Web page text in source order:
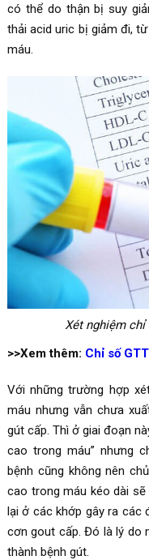
có thể do thận bị suy
thải acid uric bị giảm đi,
máu.
Xét nghiệm
>>Xem thêm: Chỉ số
Với những trường hợp
máu nhưng vẫn chưa
gút cấp. Thì ở giai đoạn
cao trong máu” nhưng
bệnh cũng không nên
cao trong máu kéo dài
lại ở các khớp gây ra các
cơn gout cấp. Đó là lý do
thành bệnh gút.